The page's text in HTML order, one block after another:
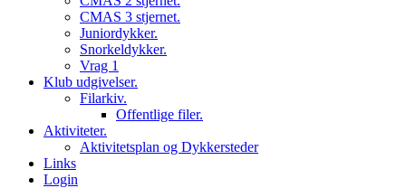
CMAS 3 stjernet.
Juniordykker.
Snorkeldykker.
Vrag 1
Klub udgivelser.
Filarkiv.
Offentlige filer.
Aktiviteter.
Aktivitetsplan og Dykkersteder
Links
Login